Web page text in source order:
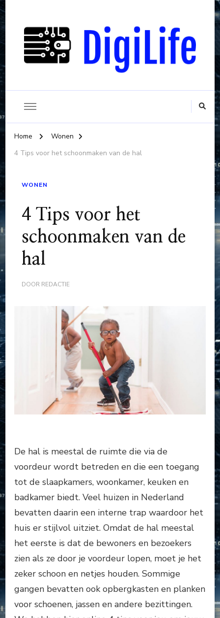
Home
Wonen
4 Tips voor het schoonmaken van de hal
WONEN
4 Tips voor het
schoonmaken van de
hal
DOOR REDACTIE
De hal is meestal de ruimte die via de
voordeur wordt betreden en die een toegang
tot de slaapkamers, woonkamer, keuken en
badkamer biedt. Veel huizen in Nederland
bevatten daarin een interne trap waardoor het
huis er stijlvol uitziet. Omdat de hal meestal
het eerste is dat de bewoners en bezoekers
zien als ze door je voordeur lopen, moet je het
zeker schoon en netjes houden. Sommige
gangen bevatten ook opbergkasten en planken
voor schoenen, jassen en andere bezittingen.